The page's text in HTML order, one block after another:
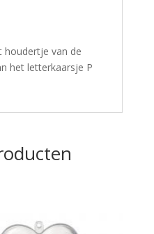
houdertje van de
het letterkaarsje P